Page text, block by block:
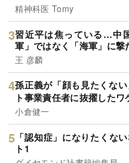
精神科医 Tomy
習近平は焦っている…中
軍」ではなく「海軍」に撃
王 彦麟
孫正義が「顔も見たくな
ト事業責任者に抜擢したワ
小倉健一
「認知症」になりたくな
ト1